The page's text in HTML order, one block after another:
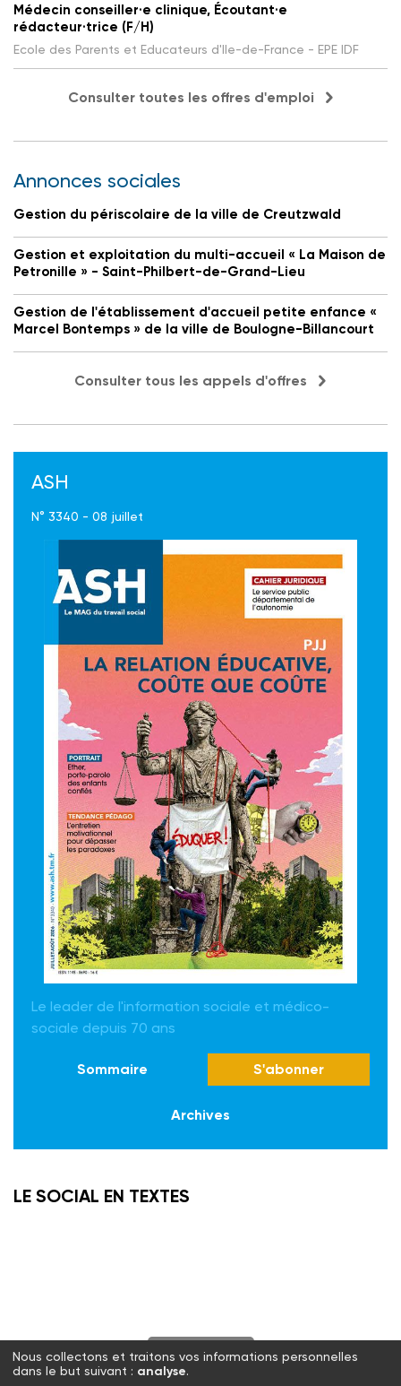
Médecin conseiller·e clinique, Écoutant·e
rédacteur·trice (F/H)
Ecole des Parents et Educateurs d'Ile-de-France - EPE IDF
Consulter toutes les offres d'emploi
Annonces sociales
Gestion du périscolaire de la ville de Creutzwald
Gestion et exploitation du multi-accueil « La Maison de
Petronille » - Saint-Philbert-de-Grand-Lieu
Gestion de l'établissement d'accueil petite enfance «
Marcel Bontemps » de la ville de Boulogne-Billancourt
Consulter tous les appels d'offres
ASH
N° 3340 - 08 juillet
Le leader de l'information sociale et médico-
sociale depuis 70 ans
Sommaire S'abonner
Archives
LE SOCIAL EN TEXTES
S'abonner
Nous collectons et traitons vos informations personnelles
dans le but suivant : analyse.